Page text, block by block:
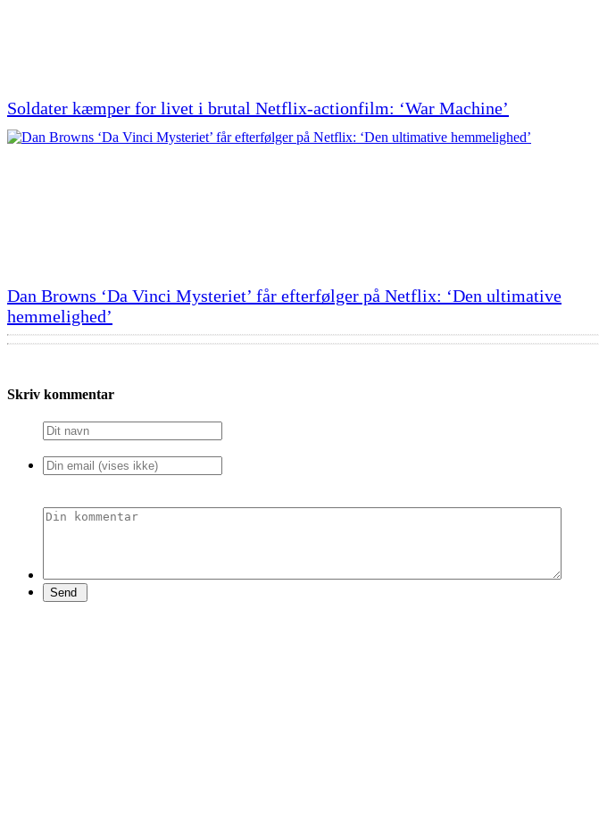
Soldater kæmper for livet i brutal Netflix-actionfilm: ‘War Machine’
Dan Browns ‘Da Vinci Mysteriet’ får efterfølger på Netflix: ‘Den ultimative
hemmelighed’
Skriv kommentar